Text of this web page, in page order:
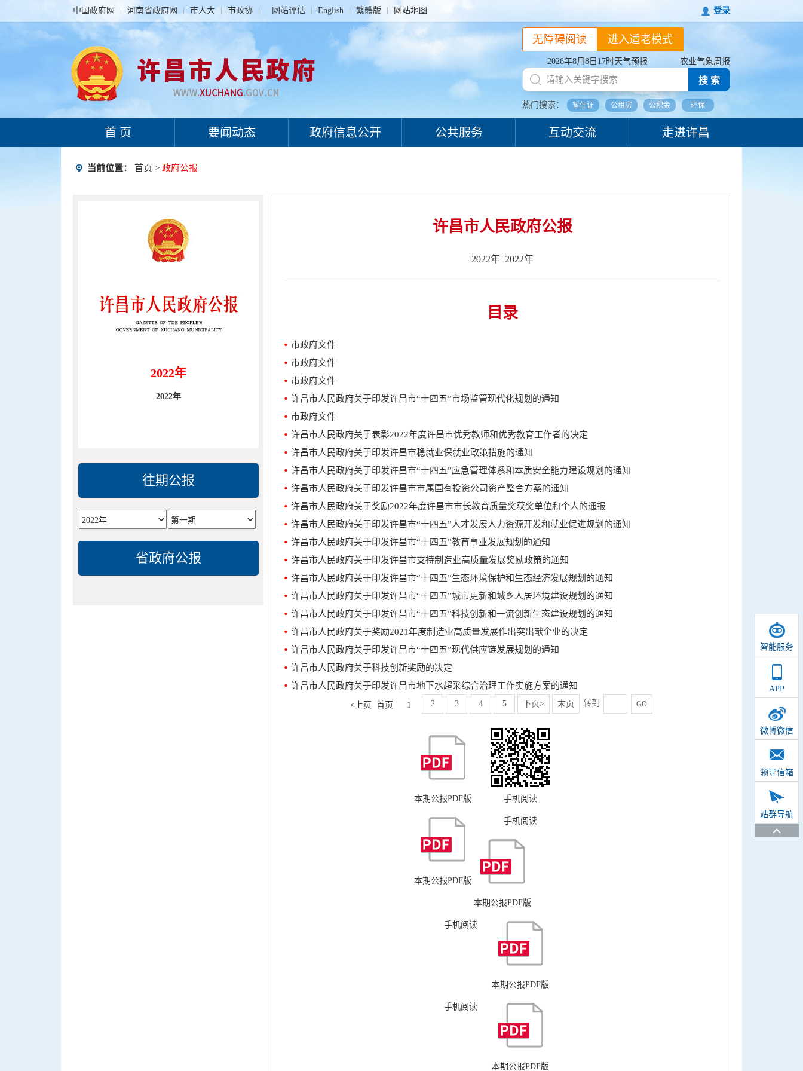
中国政府网 河南省政府网 市人大 市政协 网站评估 English 繁體版 网站地图 登录
2026年8月8日17时天气预报 农业气象周报
搜 索
热门搜索： 暂住证 公租房 公积金 环保
进入适老模式
无障碍阅读
首 页 要闻动态 政府信息公开 公共服务 互动交流 走进许昌
智能服务
APP
微博微信
领导信箱
站群导航
当前位置： 首页 > 政府公报
2022年
2022年
往期公报
省政府公报
许昌市人民政府公报
2022年 2022年
目录
市政府文件
市政府文件
市政府文件
许昌市人民政府关于印发许昌市“十四五”市场监管现代化规划的通知
市政府文件
许昌市人民政府关于表彰2022年度许昌市优秀教师和优秀教育工作者的决定
许昌市人民政府关于印发许昌市稳就业保就业政策措施的通知
许昌市人民政府关于印发许昌市“十四五”应急管理体系和本质安全能力建设规划的通知
许昌市人民政府关于印发许昌市市属国有投资公司资产整合方案的通知
许昌市人民政府关于奖励2022年度许昌市市长教育质量奖获奖单位和个人的通报
许昌市人民政府关于印发许昌市“十四五”人才发展人力资源开发和就业促进规划的通知
许昌市人民政府关于印发许昌市“十四五”教育事业发展规划的通知
许昌市人民政府关于印发许昌市支持制造业高质量发展奖励政策的通知
许昌市人民政府关于印发许昌市“十四五”生态环境保护和生态经济发展规划的通知
许昌市人民政府关于印发许昌市“十四五”城市更新和城乡人居环境建设规划的通知
许昌市人民政府关于印发许昌市“十四五”科技创新和一流创新生态建设规划的通知
许昌市人民政府关于奖励2021年度制造业高质量发展作出突出献企业的决定
许昌市人民政府关于印发许昌市“十四五”现代供应链发展规划的通知
许昌市人民政府关于科技创新奖励的决定
许昌市人民政府关于印发许昌市地下水超采综合治理工作实施方案的通知
<上页 首页 1 2 3 4 5 下页> 末页 转到 GO
本期公报PDF版 手机阅读
本期公报PDF版
手机阅读
本期公报PDF版
手机阅读
本期公报PDF版
手机阅读
本期公报PDF版